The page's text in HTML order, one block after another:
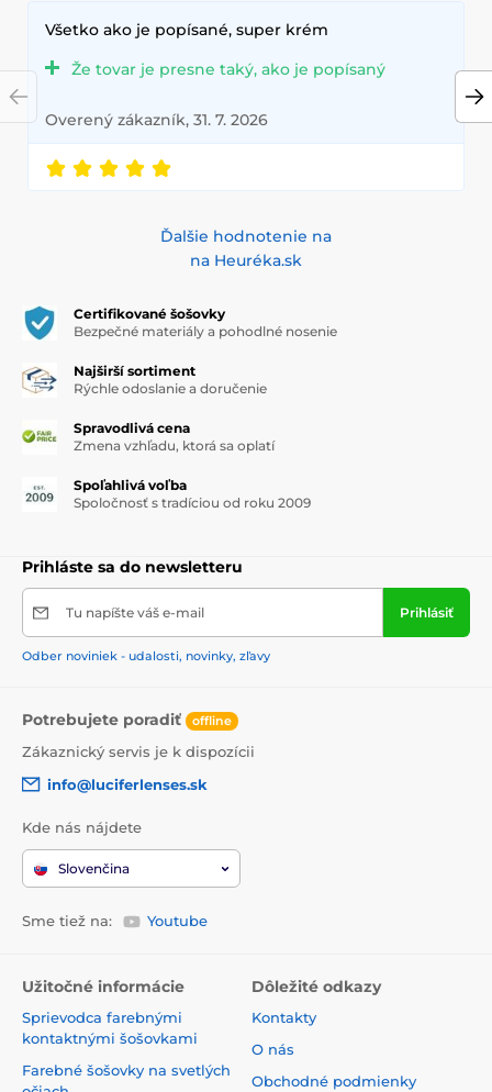
Všetko ako je popísané, super krém
Že tovar je presne taký, ako je popísaný
Overený zákazník, 31. 7. 2026
Ďalšie hodnotenie na
na Heuréka.sk
Certifikované šošovky
Bezpečné materiály a pohodlné nosenie
Najširší sortiment
Rýchle odoslanie a doručenie
Spravodlivá cena
Zmena vzhľadu, ktorá sa oplatí
Spoľahlivá voľba
Spoločnosť s tradíciou od roku 2009
Prihláste sa do newsletteru
Tu napíšte váš e-mail Prihlásiť
Odber noviniek - udalosti, novinky, zľavy
Potrebujete poradiť offline
Zákaznický servis je k dispozícii
info@luciferlenses.sk
Kde nás nájdete
Slovenčina
Sme tiež na: Youtube
Užitočné informácie
Sprievodca farebnými
kontaktnými šošovkami
Farebné šošovky na svetlých
Dôležité odkazy
Kontakty
O nás
Obchodné podmienky